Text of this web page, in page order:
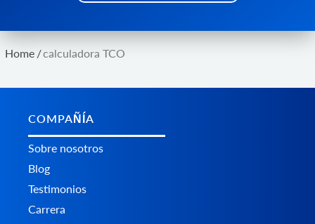
Home /calculadora TCO
COMPAÑÍA
Sobre nosotros
Blog
Testimonios
Carrera